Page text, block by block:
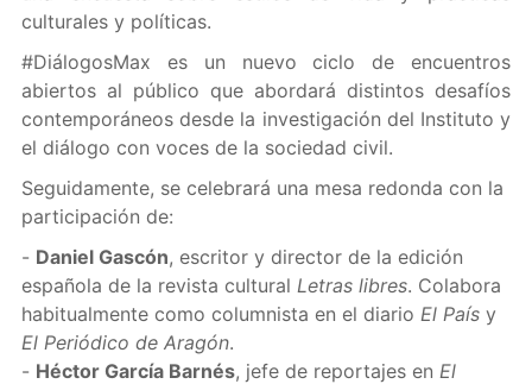
culturales y políticas.
#DiálogosMax es un nuevo ciclo de encuentros
abiertos al público que abordará distintos desafíos
contemporáneos desde la investigación del Instituto y
el diálogo con voces de la sociedad civil.
Seguidamente, se celebrará una mesa redonda con la
participación de:
- Daniel Gascón, escritor y director de la edición
española de la revista cultural Letras libres. Colabora
habitualmente como columnista en el diario El Paísy
El Periódico de Aragón.
- Héctor García Barnés, jefe de reportajes en El